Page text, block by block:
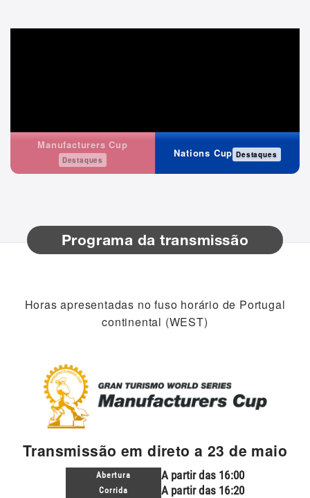
Manufacturers Cup
Destaques
Nations Cup Destaques
Programa da transmissão
Horas apresentadas no fuso horário de Portugal
continental (WEST)
Transmissão em direto a 23 de maio
Abertura A partir das 16:00
Corrida A partir das 16:20